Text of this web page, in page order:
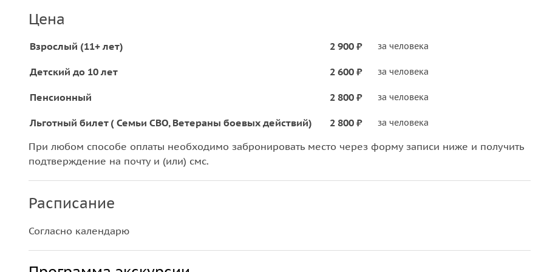
Цена
Взрослый (11+ лет) 2 900 ₽ за человека
Детский до 10 лет 2 600 ₽ за человека
Пенсионный 2 800 ₽ за человека
Льготный билет ( Семьи СВО, Ветераны боевых действий) 2 800 ₽ за человека
При любом способе оплаты необходимо забронировать место через форму записи ниже и получить
подтверждение на почту и (или) смс.
Расписание
Согласно календарю